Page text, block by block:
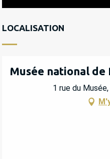
LOCALISATION
Musée national
1 rue du